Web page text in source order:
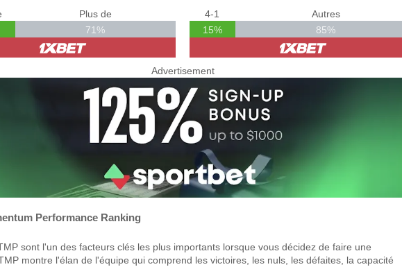
Plus de
71%
4-1
15%
Autres
85%
Advertisement
Performance Ranking
sont l'un des facteurs clés les plus importants lorsque vous décidez de faire une
montre l'élan de l'équipe qui comprend les victoires, les nuls, les défaites, la capacité